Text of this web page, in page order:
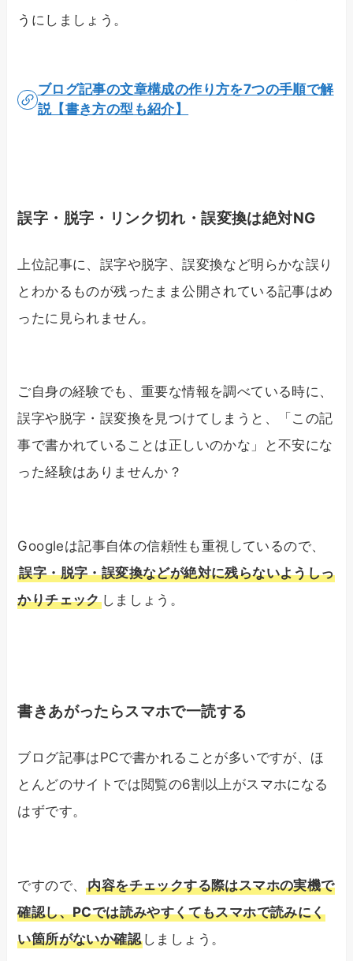
うにしましょう。
ブログ記事の文章構成の作り方を7つの手順で解
説【書き方の型も紹介】
誤字・脱字・リンク切れ・誤変換は絶対NG
上位記事に、誤字や脱字、誤変換など明らかな誤り
とわかるものが残ったまま公開されている記事はめ
ったに見られません。
ご自身の経験でも、重要な情報を調べている時に、
誤字や脱字・誤変換を見つけてしまうと、「この記
事で書かれていることは正しいのかな」と不安にな
った経験はありませんか？
Googleは記事自体の信頼性も重視しているので、
誤字・脱字・誤変換などが絶対に残らないようしっ
かりチェックしましょう。
書きあがったらスマホで一読する
ブログ記事はPCで書かれることが多いですが、ほ
とんどのサイトでは閲覧の6割以上がスマホになる
はずです。
ですので、内容をチェックする際はスマホの実機で
確認し、PCでは読みやすくてもスマホで読みにく
い箇所がないか確認 しましょう。